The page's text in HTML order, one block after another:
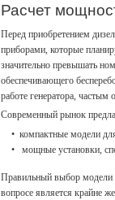
Расчет
Перед приобретением
приборами, которые
значительно превышать
обеспечивающего
работе генератора,
Современный рынок
компактные модели
мощные установки,
Правильный выбор модели
вопросе является крайне